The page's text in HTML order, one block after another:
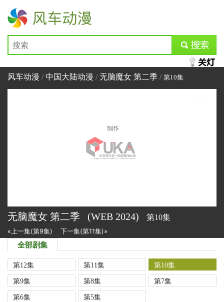
风车动漫
submit
风车动漫 / 中国大陆动漫 /无脑魔女 第二季 / 第10集
无脑魔女 第二季 (WEB 2024) 第10集
«上一集(第9集) 下一集(第11集)»
全部剧集
第12集 第11集
第10集
第9集
第8集
第7集
第6集
第5集